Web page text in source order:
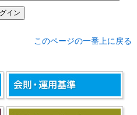
このページの一番上に戻る